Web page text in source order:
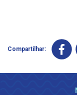
Compartilhar: